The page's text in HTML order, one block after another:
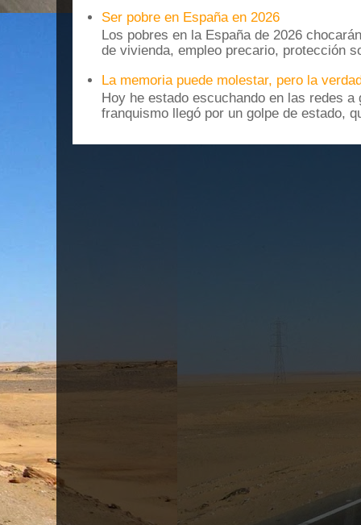
Ser pobre en España en 2026
Los pobres en la España de 2026
de vivienda, empleo precario, protección
La memoria puede molestar, pero la
Hoy he estado escuchando en las redes a
franquismo llegó por un golpe de estado,